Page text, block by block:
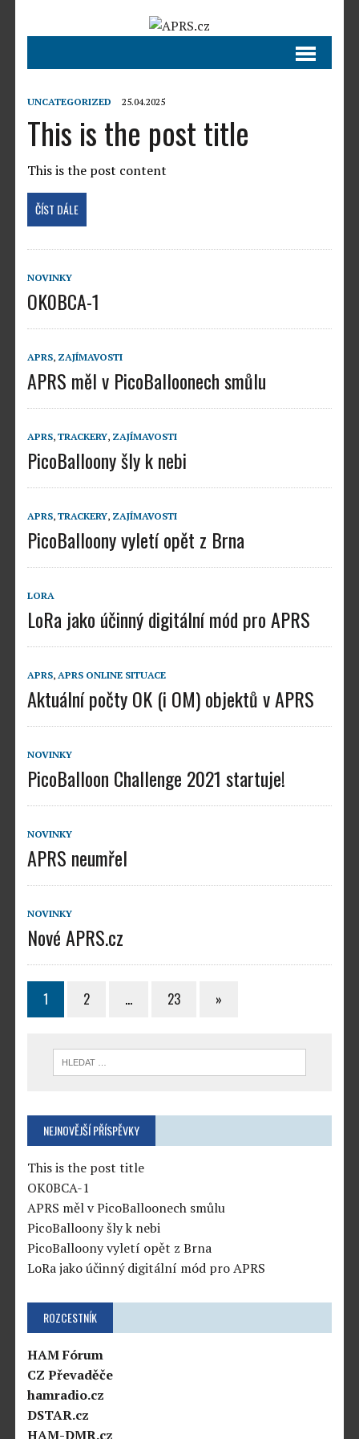
UNCATEGORIZED 25.04.2025
This is the post title
This is the post content
ČÍST DÁLE
NOVINKY
OK0BCA-1
APRS, ZAJÍMAVOSTI
APRS měl v PicoBalloonech smůlu
APRS, TRACKERY, ZAJÍMAVOSTI
PicoBalloony šly k nebi
APRS, TRACKERY, ZAJÍMAVOSTI
PicoBalloony vyletí opět z Brna
LORA
LoRa jako účinný digitální mód pro APRS
APRS, APRS ONLINE SITUACE
Aktuální počty OK (i OM) objektů v APRS
NOVINKY
PicoBalloon Challenge 2021 startuje!
NOVINKY
APRS neumřel
NOVINKY
Nové APRS.cz
1 2 … 23 »
NEJNOVĚJŠÍ PŘÍSPĚVKY
This is the post title
OK0BCA-1
APRS měl v PicoBalloonech smůlu
PicoBalloony šly k nebi
PicoBalloony vyletí opět z Brna
LoRa jako účinný digitální mód pro APRS
ROZCESTNÍK
HAM Fórum
CZ Převaděče
hamradio.cz
DSTAR.cz
HAM-DMR.cz